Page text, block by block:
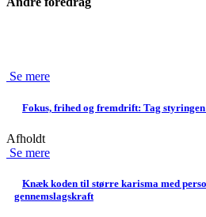
Se mere
Fokus, frihed og fremdrift: Tag
Afholdt
Se mere
Knæk koden til større karisma med
gennemslagskraft